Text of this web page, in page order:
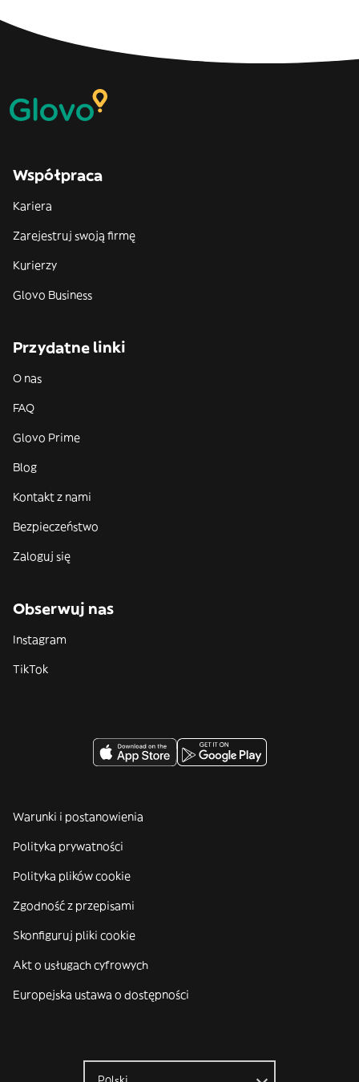
Współpraca
Kariera
Zarejestruj swoją firmę
Kurierzy
Glovo Business
Przydatne linki
O nas
FAQ
Glovo Prime
Blog
Kontakt z nami
Bezpieczeństwo
Zaloguj się
Obserwuj nas
Instagram
TikTok
Warunki i postanowienia
Polityka prywatności
Polityka plików cookie
Zgodność z przepisami
Skonfiguruj pliki cookie
Akt o usługach cyfrowych
Europejska ustawa o dostępności